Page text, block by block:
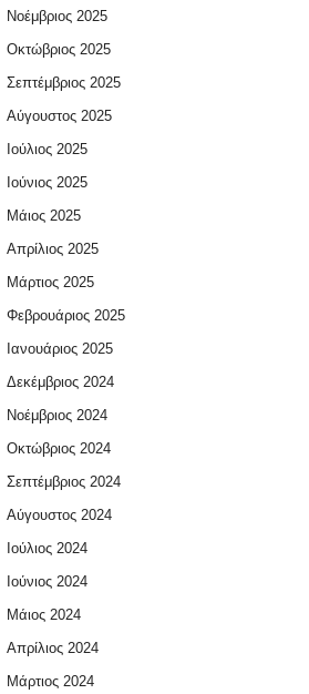
Νοέμβριος 2025
Οκτώβριος 2025
Σεπτέμβριος 2025
Αύγουστος 2025
Ιούλιος 2025
Ιούνιος 2025
Μάιος 2025
Απρίλιος 2025
Μάρτιος 2025
Φεβρουάριος 2025
Ιανουάριος 2025
Δεκέμβριος 2024
Νοέμβριος 2024
Οκτώβριος 2024
Σεπτέμβριος 2024
Αύγουστος 2024
Ιούλιος 2024
Ιούνιος 2024
Μάιος 2024
Απρίλιος 2024
Μάρτιος 2024